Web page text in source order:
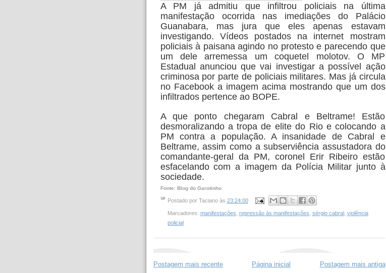
A PM já admitiu que infiltrou policiais na última
manifestação ocorrida nas imediações do Palácio
Guanabara, mas jura que eles apenas estavam
investigando. Vídeos postados na internet mostram
policiais à paisana agindo no protesto e parecendo que
um dele arremessa um coquetel molotov. O MP
Estadual anunciou que vai investigar a possível ação
criminosa por parte de policiais militares. Mas já circula
no Facebook a imagem acima mostrando que um dos
infiltrados pertence ao BOPE.
A que ponto chegaram Cabral e Beltrame! Estão
desmoralizando a tropa de elite do Rio e colocando a
PM contra a população. A insanidade de Cabral e
Beltrame, assim como a subserviência assustadora do
comandante-geral da PM, coronel Erir Ribeiro estão
esfacelando com a imagem da Polícia Militar junto à
sociedade.
Fonte: Blog do Garotinho
Postado por Taciano às 23:24:00
Marcadores: manifestações, repressão às manifestações, sérgio cabral , violência
policial
Postagem mais recente Postagem mais antiga
Página inicial